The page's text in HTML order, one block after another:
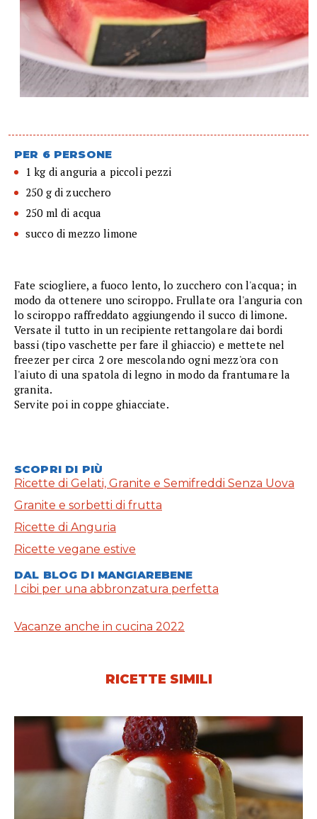
PER 6 PERSONE
1 kg di anguria a piccoli pezzi
250 g di zucchero
250 ml di acqua
succo di mezzo limone
Fate sciogliere, a fuoco lento, lo zucchero con l'acqua; in
modo da ottenere uno sciroppo. Frullate ora l'anguria con
lo sciroppo raffreddato aggiungendo il succo di limone.
Versate il tutto in un recipiente rettangolare dai bordi
bassi (tipo vaschette per fare il ghiaccio) e mettete nel
freezer per circa 2 ore mescolando ogni mezz'ora con
l'aiuto di una spatola di legno in modo da frantumare la
granita.
Servite poi in coppe ghiacciate.
SCOPRI DI PIÙ
Ricette di Gelati, Granite e Semifreddi Senza Uova
Granite e sorbetti di frutta
Ricette di Anguria
Ricette vegane estive
DAL BLOG DI MANGIAREBENE
I cibi per una abbronzatura perfetta
Vacanze anche in cucina 2022
RICETTE SIMILI